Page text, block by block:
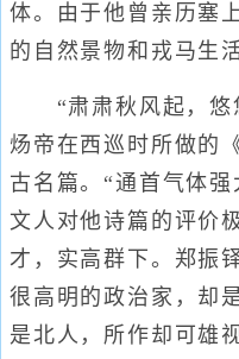
体。由于他曾亲历塞
的自然景物和戎马生
“肃肃秋风起，悠
炀帝在西巡时所做的
古名篇。“通首气体
文人对他诗篇的评价
才，实高群下。郑振
很高明的政治家，却
是北人，所作却可雄